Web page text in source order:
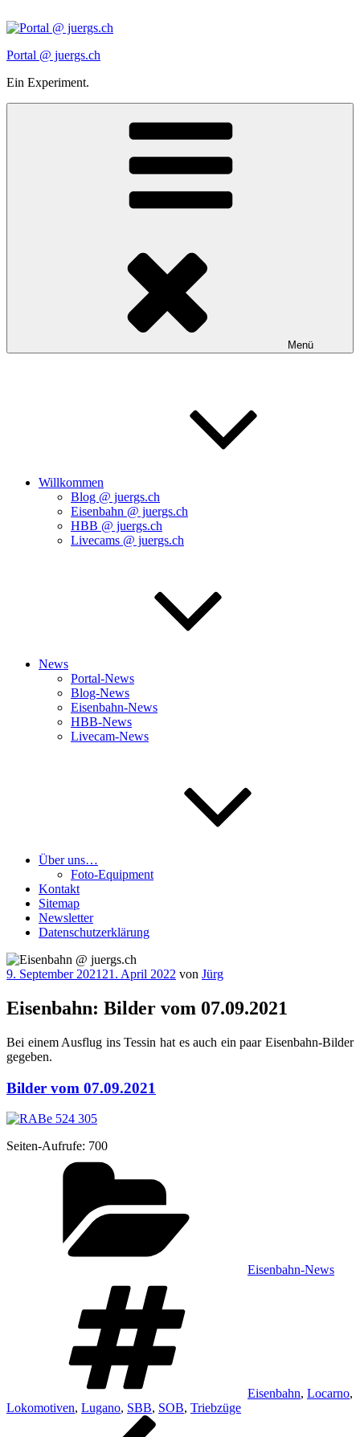
Inhalt
Portal @ juergs.ch
Ein Experiment.
Menü
Willkommen
Blog @ juergs.ch
Eisenbahn @ juergs.ch
HBB @ juergs.ch
Livecams @ juergs.ch
News
Portal-News
Blog-News
Eisenbahn-News
HBB-News
Livecam-News
Über uns…
Foto-Equipment
Kontakt
Sitemap
Newsletter
Datenschutzerklärung
Veröffentlicht
9. September 2021 21. April 2022 von Jürg
Eisenbahn: Bilder vom 07.09.2021
Bei einem Aus­flug ins Tes­sin hat es auch ein paar Eisen­bahn-Bil­der
gegeben.
Bilder vom 07.09.2021
Sei­ten-Auf­ru­fe: 700
Eisenbahn-News
Eisenbahn, Locarno,
Lokomotiven, Lugano, SBB, SOB, Triebzüge
Beitragsnavigation